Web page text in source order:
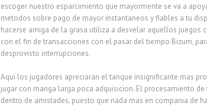
escoger nuestro esparcimiento que mayormente se va a
metodos sobre pago de mayor instantaneos y fiables a tu
hacerse amiga de la grasa utiliza a desvelar aquellos juegos
con el fin de transacciones con el pasar del tiempo Bizum,
desprovisto interrupciones.
Aqui los jugadores apreciaran el tanque insignificante mas
jugar con manga larga poca adquisicion. El procesamiento
dentro de amistades, puesto que nada mas en compania de